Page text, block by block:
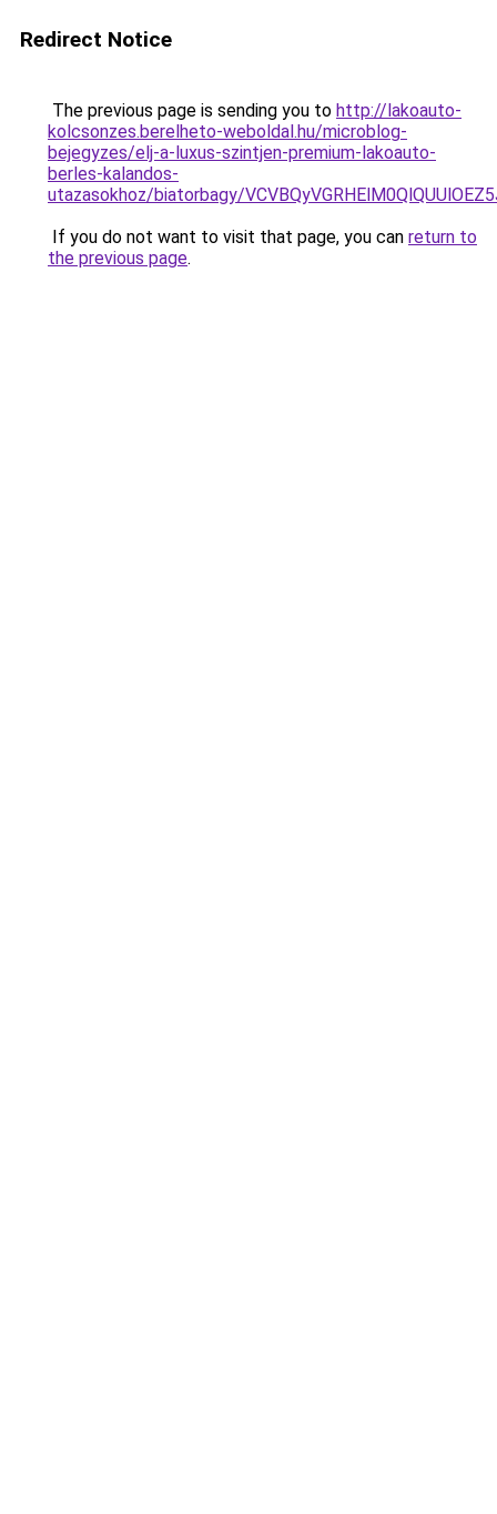
Redirect Notice
The previous page is sending you to http://lakoauto-
kolcsonzes.berelheto-weboldal.hu/microblog-
bejegyzes/elj-a-luxus-szintjen-premium-lakoauto-
berles-kalandos-
utazasokhoz/biatorbagy/
If you do not want to visit that page, you can return to
the previous page.